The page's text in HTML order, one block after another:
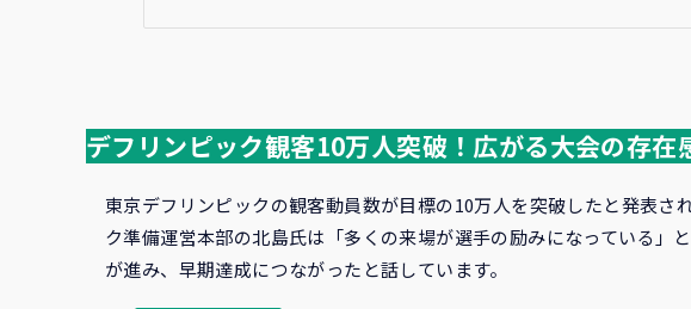
デフリンピック観客10万人突破！広がる大会の存在
東京デフリンピックの観客動員数が目標の10万人を突破したと発表さ
ク準備運営本部の北島氏は「多くの来場が選手の励みになっている」
が進み、早期達成につながったと話しています。